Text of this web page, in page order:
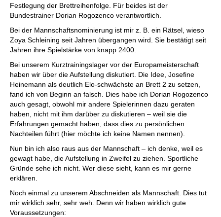
Festlegung der Brettreihenfolge. Für beides ist der
Bundestrainer Dorian Rogozenco verantwortlich.
Bei der Mannschaftsnominierung ist mir z. B. ein Rätsel, wieso
Zoya Schleining seit Jahren übergangen wird. Sie bestätigt seit
Jahren ihre Spielstärke von knapp 2400.
Bei unserem Kurztrainingslager vor der Europameisterschaft
haben wir über die Aufstellung diskutiert. Die Idee, Josefine
Heinemann als deutlich Elo-schwächste an Brett 2 zu setzen,
fand ich von Beginn an falsch. Dies habe ich Dorian Rogozenco
auch gesagt, obwohl mir andere Spielerinnen dazu geraten
haben, nicht mit ihm darüber zu diskutieren – weil sie die
Erfahrungen gemacht haben, dass dies zu persönlichen
Nachteilen führt (hier möchte ich keine Namen nennen).
Nun bin ich also raus aus der Mannschaft – ich denke, weil es
gewagt habe, die Aufstellung in Zweifel zu ziehen. Sportliche
Gründe sehe ich nicht. Wer diese sieht, kann es mir gerne
erklären.
Noch einmal zu unserem Abschneiden als Mannschaft. Dies tut
mir wirklich sehr, sehr weh. Denn wir haben wirklich gute
Voraussetzungen: